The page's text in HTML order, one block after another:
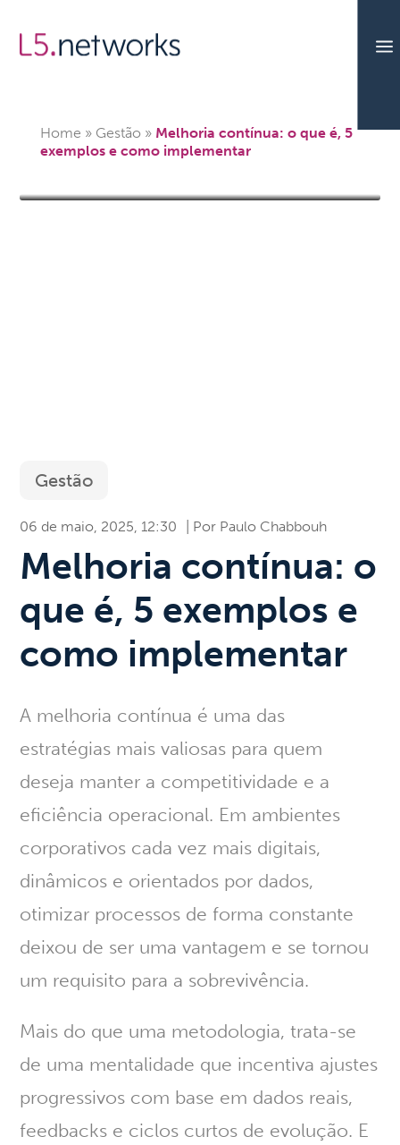
a
Home » Gestão » Melhoria contínua: o que é, 5
exemplos e como implementar
Gestão
Melhoria contínua: o
que é, 5 exemplos e
como implementar
Paulo Chabbouh
06 de maio, 2025, 12:30
A melhoria contínua é uma das
estratégias mais valiosas para quem
deseja manter a competitividade e a
eficiência operacional. Em ambientes
corporativos cada vez mais digitais,
dinâmicos e orientados por dados,
otimizar processos de forma constante
deixou de ser uma vantagem e se tornou
um requisito para a sobrevivência.
Mais do que uma metodologia, trata-se
de uma mentalidade que incentiva ajustes
progressivos com base em dados reais,
feedbacks e ciclos curtos de evolução. E